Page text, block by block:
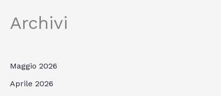
Archivi
Maggio 2026
Aprile 2026